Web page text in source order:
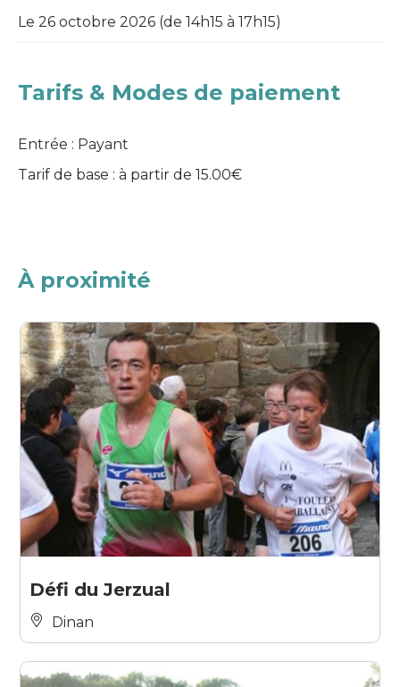
Le 26 octobre 2026 (de 14h15 à 17h15)
Tarifs & Modes de paiement
Entrée : Payant
Tarif de base : à partir de 15.00€
À proximité
Défi du Jerzual
Dinan